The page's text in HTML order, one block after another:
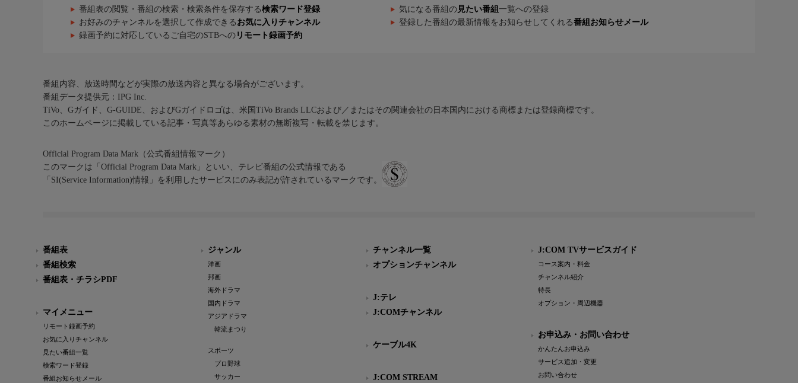
番組表の閲覧・番組の検索・検索条件を保存する検索ワード登録 気になる番組の 見たい番組 一覧への登録
お好みのチャンネルを選択して作成できる お気に入りチャンネル 登録した番組の最新情報をお知らせしてくれる番組お知らせメール
録画予約に対応しているご自宅のSTBへの リモート録画予約
番組内容、放送時間などが実際の放送内容と異なる場合がございます。
番組データ提供元：IPG Inc.
TiVo、Gガイド、G-GUIDE、およびGガイドロゴは、米国TiVo Brands LLCおよび／またはその関連会社の日本国内における商標または登録商標です。
このホームページに掲載している記事・写真等あらゆる素材の無断複写・転載を禁じます。
Official Program Data Mark（公式番組情報マーク）
このマークは「Official Program Data Mark」といい、テレビ番組の公式情報である
「SI(Service Information)情報」を利用したサービスにのみ表記が許されているマークです。
番組表
番組検索
番組表・チラシPDF
マイメニュー
リモート録画予約
お気に入りチャンネル
見たい番組一覧
検索ワード登録
番組お知らせメール
ジャンル
洋画
邦画
海外ドラマ
国内ドラマ
アジアドラマ
韓流まつり
スポーツ
プロ野球
サッカー
チャンネル一覧
オプションチャンネル
J:テレ
J:COMチャンネル
ケーブル4K
J:COM STREAM
J:COM TVサービスガイド
コース案内・料金
チャンネル紹介
特長
オプション・周辺機器
お申込み・お問い合わせ
かんたんお申込み
サービス追加・変更
お問い合わせ